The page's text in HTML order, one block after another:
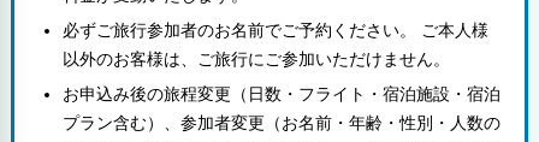
必ずご旅行参加者のお名前でご予約ください。 ご本人様
以外のお客様は、ご旅行にご参加いただけません。
お申込み後の旅程変更（日数・フライト・宿泊施設・宿泊
プラン含む）、参加者変更（お名前・年齢・性別・人数の